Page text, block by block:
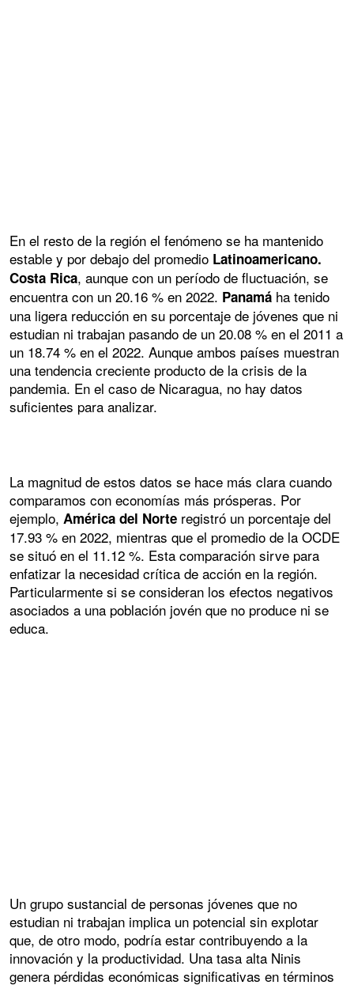
En el resto de la región el fenómeno se ha mantenido
estable y por debajo del promedio Latinoamericano.
Costa Rica, aunque con un período de fluctuación, se
encuentra con un 20.16 % en 2022. Panamá ha tenido
una ligera reducción en su porcentaje de jóvenes que ni
estudian ni trabajan pasando de un 20.08 % en el 2011 a
un 18.74 % en el 2022. Aunque ambos países muestran
una tendencia creciente producto de la crisis de la
pandemia. En el caso de Nicaragua, no hay datos
suficientes para analizar.
La magnitud de estos datos se hace más clara cuando
comparamos con economías más prósperas. Por
ejemplo, América del Norte registró un porcentaje del
17.93 % en 2022, mientras que el promedio de la OCDE
se situó en el 11.12 %. Esta comparación sirve para
enfatizar la necesidad crítica de acción en la región.
Particularmente si se consideran los efectos negativos
asociados a una población jovén que no produce ni se
educa.
Un grupo sustancial de personas jóvenes que no
estudian ni trabajan implica un potencial sin explotar
que, de otro modo, podría estar contribuyendo a la
innovación y la productividad. Una tasa alta Ninis
genera pérdidas económicas significativas en términos